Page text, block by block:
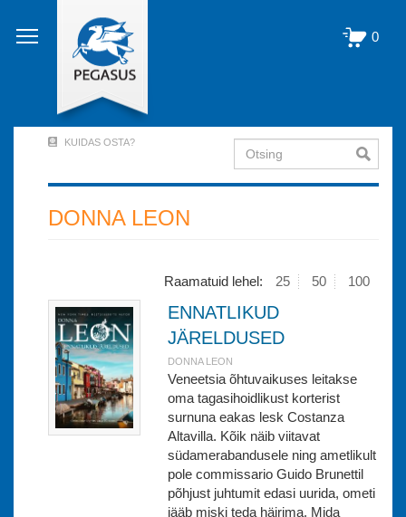
edasi
põhisisu
0
Account
Menu
KUIDAS OSTA? Otsing
DONNA LEON
Raamatuid lehel: 25 50 100
ENNATLIKUD
JÄRELDUSED
DONNA LEON
Veneetsia õhtuvaikuses leitakse
oma tagasihoidlikust korterist
surnuna eakas lesk Costanza
Altavilla. Kõik näib viitavat
südamerabandusele ning ametlikult
pole commissario Guido Brunettil
põhjust juhtumit edasi uurida, ometi
jääb miski teda häirima. Mida